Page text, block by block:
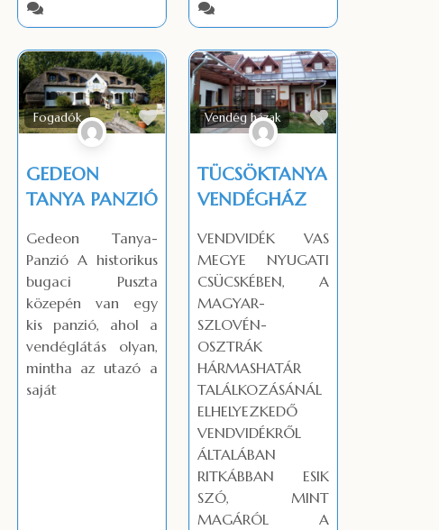
Fogadók Favorite
GEDEON
TANYA PANZIÓ
Gedeon Tanya-
Panzió A historikus
bugaci Puszta
közepén van egy
kis panzió, ahol a
vendéglátás olyan,
mintha az utazó a
saját
Vendég házak Favorite
TÜCSÖKTANYA
VENDÉGHÁZ
VENDVIDÉK VAS
MEGYE NYUGATI
CSÜCSKÉBEN, A
MAGYAR-
SZLOVÉN-
OSZTRÁK
HÁRMASHATÁR
TALÁLKOZÁSÁNÁL
ELHELYEZKEDŐ
VENDVIDÉKRŐL
ÁLTALÁBAN
RITKÁBBAN ESIK
SZÓ, MINT
MAGÁRÓL A